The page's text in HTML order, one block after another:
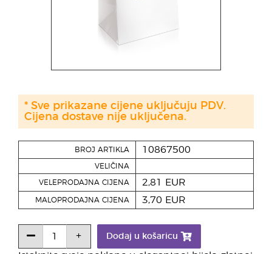
BROJ ARTIKLA 10867500
VELIČINA
VELEPRODAJNA CIJENA 2,81 EUR
MALOPRODAJNA CIJENA 3,70 EUR
Dodaj u košaricu
* Sve prikazane cijene uključuju PDV.
Cijena dostave nije uključena.